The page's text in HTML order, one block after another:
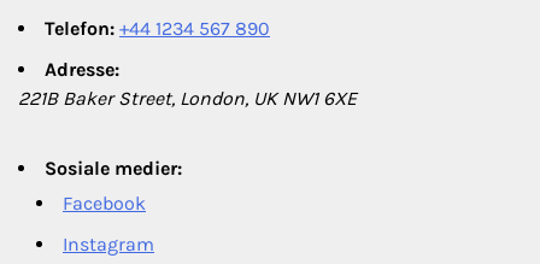
Telefon: +44 1234 567 890
Adresse:
221B Baker Street, London, UK NW1 6XE
Sosiale medier:
Facebook
Instagram